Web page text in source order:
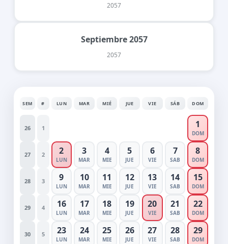
2057
Septiembre 2057
2057
SEM # LUN MAR MIÉ JUE VIE SÁB DOM
26 1 1
DOM
27 2 2
LUN
3
MAR
4
MIE
5
JUE
6
VIE
7
SAB
8
DOM
28 3 9
LUN
10
MAR
11
MIE
12
JUE
13
VIE
14
SAB
15
DOM
29 4 16
LUN
17
MAR
18
MIE
19
JUE
20
VIE
21
SAB
22
DOM
30 5 23
LUN
24
MAR
25
MIE
26
JUE
27
VIE
28
SAB
29
DOM